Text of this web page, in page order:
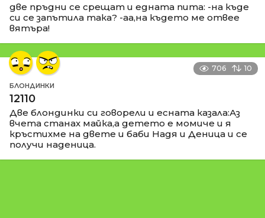
две пръдни се срещат и едната пита: -на къде
си се запътила така? -аа,на където ме отвее
вятъра!
706 10
БЛОНДИНКИ
12110
Две блондинки си говорели и есната казала:Аз
вчета станах майка,а детето е момиче и я
кръстихме на двете и баби Надя и Деница и се
получи наденица.